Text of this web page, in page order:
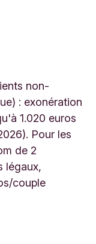
non-
: exonération
1.020 euros
Pour les
de 2
légaux,
couple